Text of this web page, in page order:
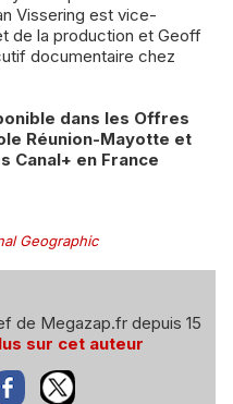
Vissering est vice-
de la production et Geoff
documentaire chez
dans les Offres
Réunion-Mayotte et
Canal+ en France
Geographic
de Megazap.fr depuis 15
sur cet auteur